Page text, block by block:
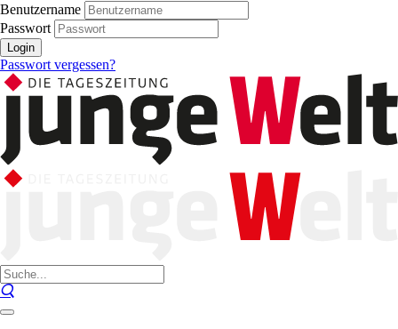
Benutzername
Passwort
Login
Passwort vergessen?